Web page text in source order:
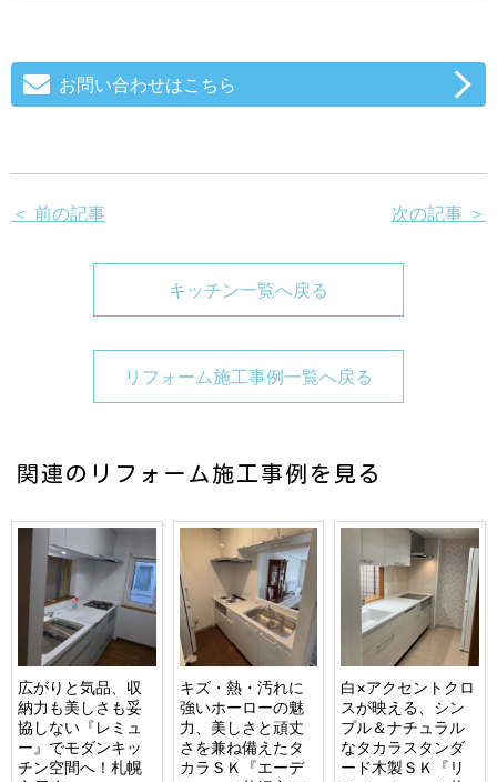
お問い合わせはこちら
＜ 前の記事 次の記事 ＞
キッチン一覧へ戻る
リフォーム施工事例一覧へ戻る
関連のリフォーム施工事例を見る
広がりと気品、収
納力も美しさも妥
協しない『レミュ
ー』でモダンキッ
チン空間へ！札幌
キズ・熱・汚れに
強いホーローの魅
力、美しさと頑丈
さを兼ね備えたタ
カラＳＫ『エーデ
白×アクセントクロ
スが映える、シン
プル＆ナチュラル
なタカラスタンダ
ード木製ＳＫ『リ